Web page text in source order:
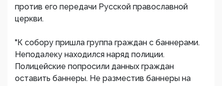
против его передачи Русской православной
церкви.
"К собору пришла группа граждан с баннерами.
Неподалеку находился наряд полиции.
Полицейские попросили данных граждан
оставить баннеры. Не разместив баннеры на